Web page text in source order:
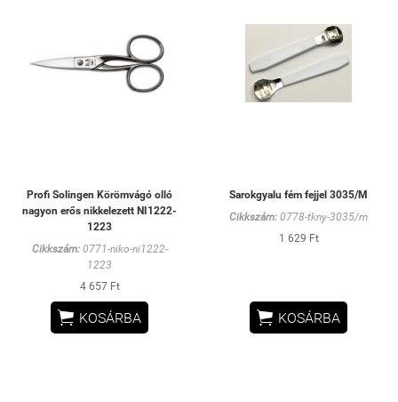
Profi Solingen Körömvágó olló
nagyon erős nikkelezett NI1222-
1223
Cikkszám:0771-niko-ni1222-
1223
4 657 Ft
 KOSÁRBA
Sarokgyalu fém fejjel 3035/M
Cikkszám: 0778-tkny-3035/m
1 629 Ft
 KOSÁRBA